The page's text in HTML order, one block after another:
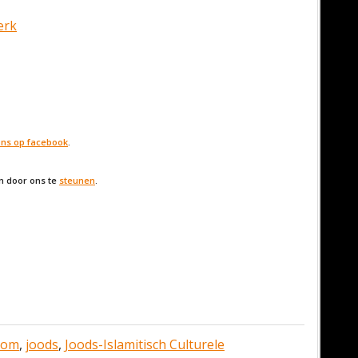
op facebook.
door ons te steunen.
, joods, Joods-Islamitisch Culturele